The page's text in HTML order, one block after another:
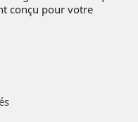
conçu pour votre